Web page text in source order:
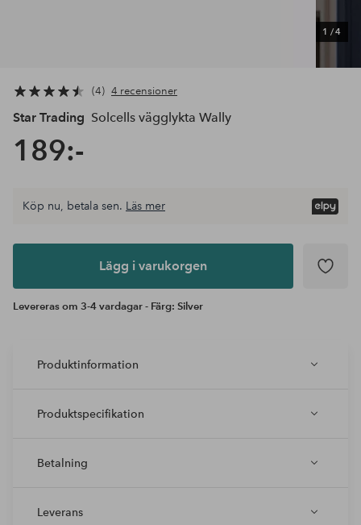
1 /4
4 4 recensioner
Star Trading Solcells vägglykta Wally
189:-
Lägg i
Köp nu, betala sen. Läs mer
Lägg i varukorgen
Levereras om 3-4 vardagar - Färg: Silver
Produktinformation
Produktspecifikation
Betalning
Leverans